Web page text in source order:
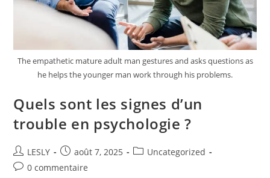
The empathetic mature adult man gestures and asks questions as
he helps the younger man work through his problems.
Quels sont les signes d’un
trouble en psychologie ?
Auteur/autrice
de
LESLY
Publication
publiée :
août 7, 2025
PostUncategorized
Commentaires
0 commentaire